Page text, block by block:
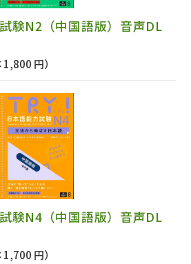
験N2（中国語版）音声DL
1,800 円）
験N4（中国語版）音声DL
1,700 円）